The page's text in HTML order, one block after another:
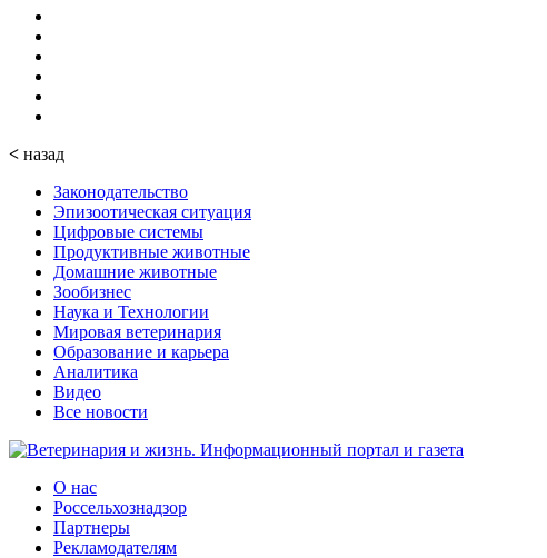
< назад
Законодательство
Эпизоотическая ситуация
Цифровые системы
Продуктивные животные
Домашние животные
Зообизнес
Наука и Технологии
Мировая ветеринария
Образование и карьера
Аналитика
Видео
Все новости
О нас
Россельхознадзор
Партнеры
Рекламодателям